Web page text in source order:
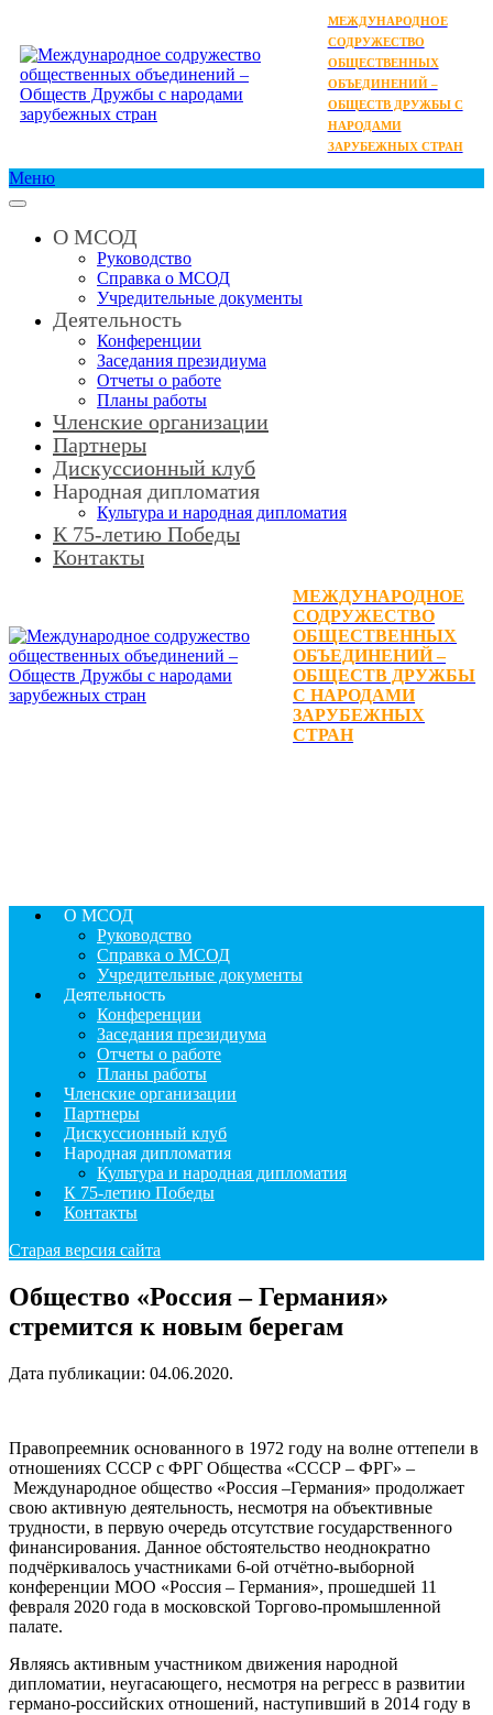
МЕЖДУНАРОДНОЕ
СОДРУЖЕСТВО
ОБЩЕСТВЕННЫХ
ОБЪЕДИНЕНИЙ –
ОБЩЕСТВ ДРУЖБЫ С
НАРОДАМИ
ЗАРУБЕЖНЫХ СТРАН
Меню
О МСОД
Руководство
Справка о МСОД
Учредительные документы
Деятельность
Конференции
Заседания президиума
Отчеты о работе
Планы работы
Членские организации
Партнеры
Дискуссионный клуб
Народная дипломатия
Культура и народная дипломатия
К 75-летию Победы
Контакты
МЕЖДУНАРОДНОЕ
СОДРУЖЕСТВО
ОБЩЕСТВЕННЫХ
ОБЪЕДИНЕНИЙ –
ОБЩЕСТВ ДРУЖБЫ
С НАРОДАМИ
ЗАРУБЕЖНЫХ
СТРАН
О МСОД
Руководство
Справка о МСОД
Учредительные документы
Деятельность
Конференции
Заседания президиума
Отчеты о работе
Планы работы
Членские организации
Партнеры
Дискуссионный клуб
Народная дипломатия
Культура и народная дипломатия
К 75-летию Победы
Контакты
Старая версия сайта
Общество «Россия – Германия»
стремится к новым берегам
Дата публикации: 04.06.2020.
Правопреемник основанного в 1972 году на волне оттепели в
отношениях СССР с ФРГ Общества «СССР – ФРГ» –
Международное общество «Россия –Германия» продолжает
свою активную деятельность, несмотря на объективные
трудности, в первую очередь отсутствие государственного
финансирования. Данное обстоятельство неоднократно
подчёркивалось участниками 6-ой отчётно-выборной
конференции МОО «Россия – Германия», прошедшей 11
февраля 2020 года в московской Торгово-промышленной
палате.
Являясь активным участником движения народной
дипломатии, неугасающего, несмотря на регресс в развитии
германо-российских отношений, наступивший в 2014 году в